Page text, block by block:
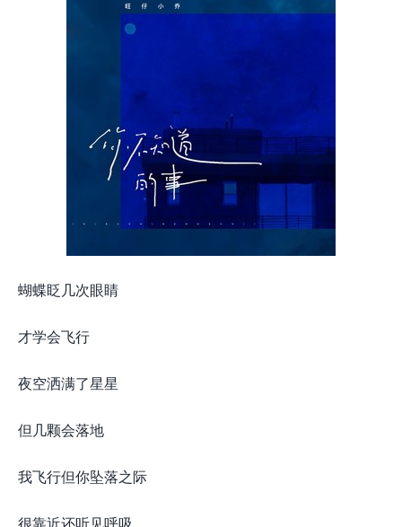
蝴蝶眨几次眼睛
才学会飞行
夜空洒满了星星
但几颗会落地
我飞行但你坠落之际